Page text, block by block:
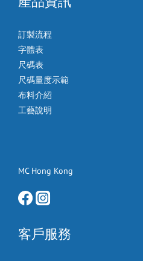
訂製流程
字體表
尺碼表
尺碼量度示範
布料介紹
工藝說明
MC Hong Kong
客戶服務